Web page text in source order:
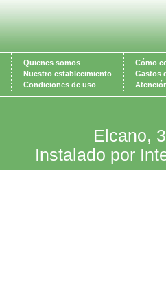
Quienes somos
Nuestro establecimiento
Condiciones de uso
Cómo
Gastos
Elcano,
Instalado por